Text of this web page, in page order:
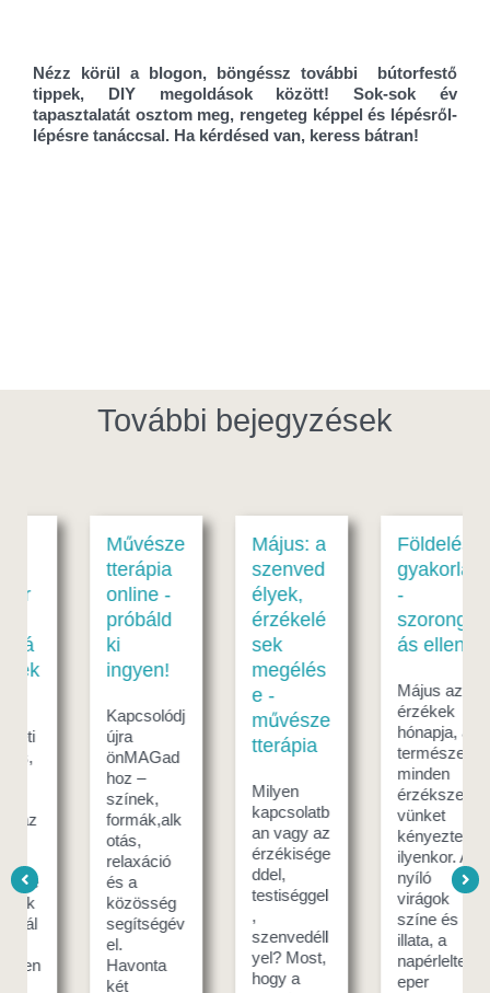
Nézz körül a blogon, böngéssz további bútorfestő
tippek, DIY megoldások között!Sok-sok év
tapasztalatát osztom meg, rengeteg képpel és lépésről-
lépésre tanáccsal. Ha kérdésed van, keress bátran!
További bejegyzések
Művésze
tterápia
online -
próbáld
ingyen!
Kapcsolódj
önMAGad
színek,
formák,alk
relaxáció
közösség
segítségév
Havonta
Május: a
szenved
élyek,
érzékelé
megélés
művésze
tterápia
kapcsolatb
an vagy az
érzékisége
testiséggel
szenvedéll
yel? Most,
hogy a
Földelés
gyakorlat
szorong
ás ellen
Május az
érzékek
hónapja, a
természet
minden
érzékszer
vünket
kényezteti
ilyenkor. A
virágok
színe és
illata, a
napérlelte